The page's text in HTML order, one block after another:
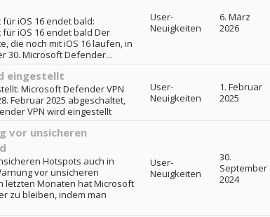
iOS 16 endet bald:
iOS 16 endet bald Der
die noch mit iOS 16 laufen, in
30. Microsoft Defender...
User-
Neuigkeiten
6. März
2026
eingestellt
Microsoft Defender VPN
Februar 2025 abgeschaltet,
VPN wird eingestellt
User-
Neuigkeiten
1. Februar
2025
vor unsicheren
Hotspots auch in
vor unsicheren
letzten Monaten hat Microsoft
zu bleiben, indem man
User-
Neuigkeiten
30.
September
2024